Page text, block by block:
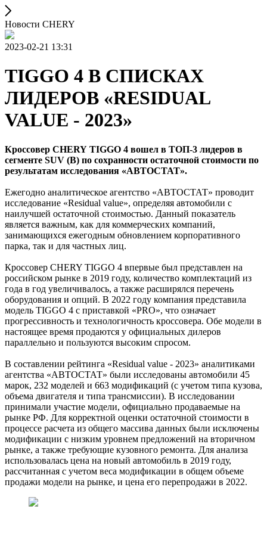
Новости CHERY
2023-02-21 13:31
TIGGO 4 В СПИСКАХ
ЛИДЕРОВ «RESIDUAL
VALUE - 2023»
Кроссовер CHERY TIGGO 4 вошел в ТОП-3 лидеров в
сегменте SUV (B) по сохранности остаточной стоимости по
результатам исследования «АВТОСТАТ».
Ежегодно аналитическое агентство «АВТОСТАТ» проводит
исследование «Residual value», определяя автомобили с
наилучшей остаточной стоимостью. Данный показатель
является важным, как для коммерческих компаний,
занимающихся ежегодным обновлением корпоративного
парка, так и для частных лиц.
Кроссовер CHERY TIGGO 4 впервые был представлен на
российском рынке в 2019 году, количество комплектаций из
года в год увеличивалось, а также расширялся перечень
оборудования и опций. В 2022 году компания представила
модель TIGGO 4 с приставкой «PRO», что означает
прогрессивность и технологичность кроссовера. Обе модели в
настоящее время продаются у официальных дилеров
параллельно и пользуются высоким спросом.
В составлении рейтинга «Residual value - 2023» аналитиками
агентства «АВТОСТАТ» были исследованы автомобили 45
марок, 232 моделей и 663 модификаций (с учетом типа кузова,
объема двигателя и типа трансмиссии). В исследовании
принимали участие модели, официально продаваемые на
рынке РФ. Для корректной оценки остаточной стоимости в
процессе расчета из общего массива данных были исключены
модификации с низким уровнем предложений на вторичном
рынке, а также требующие кузовного ремонта. Для анализа
использовалась цена на новый автомобиль в 2019 году,
рассчитанная с учетом веса модификации в общем объеме
продажи модели на рынке, и цена его перепродажи в 2022.